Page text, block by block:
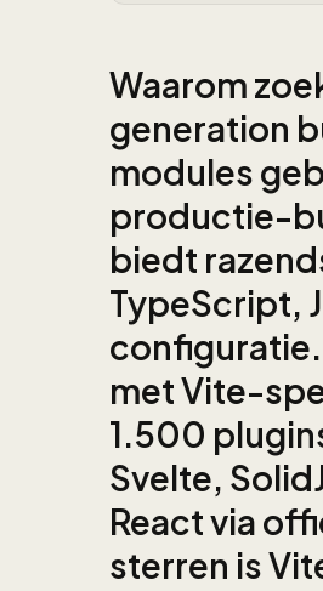
Waarom
generation
modules
productie-
biedt
TypeScript,
met Vite-
1.500
Svelte,
React via
sterren is